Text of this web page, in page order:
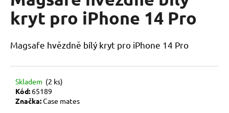
0,0
hvězdiček.
kryt pro iPhone 14 Pro
Magsafe hvězdně bílý kryt pro iPhone 14 Pro
Skladem (2 ks)
Kód: 65189
Značka:Case mates
a
j
í
t
?